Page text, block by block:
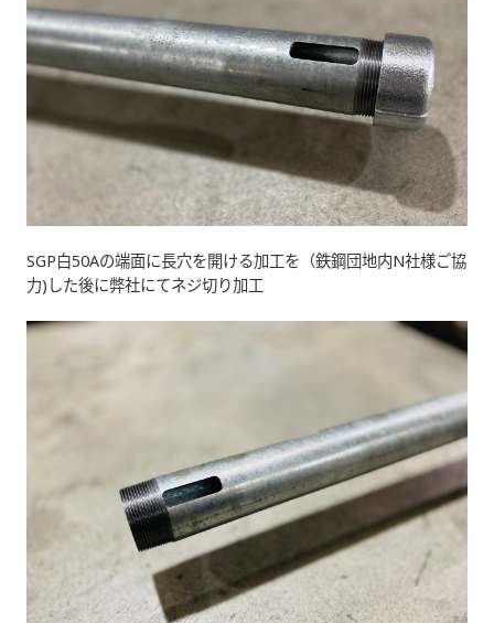
SGP白50Aの端面に長穴を開ける加工を（鉄鋼団地内N社様ご協
力)した後に弊社にてネジ切り加工